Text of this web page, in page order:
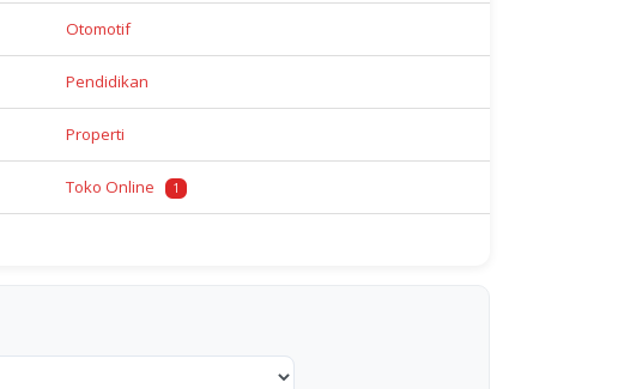
Otomotif
Pendidikan
Properti
Toko Online 1